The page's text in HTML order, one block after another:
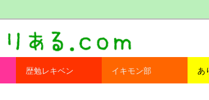
.com歴勉レキベン イキモン部 あ